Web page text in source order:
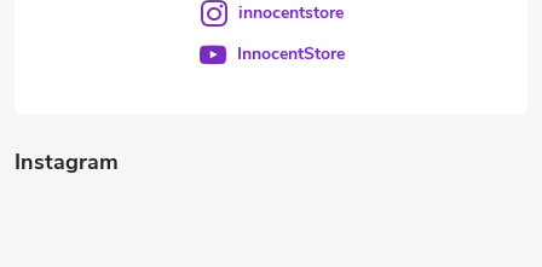
Instagram
innocentstore
InnocentStore